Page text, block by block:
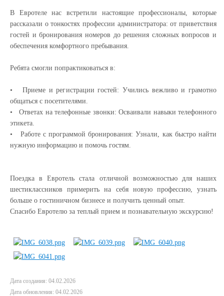
В Евротеле нас встретили настоящие профессионалы, которые
рассказали о тонкостях профессии администратора: от приветствия
гостей и бронирования номеров до решения сложных вопросов и
обеспечения комфортного пребывания.
Ребята смогли попрактиковаться в:
• Приеме и регистрации гостей: Учились вежливо и грамотно
общаться с посетителями.
• Ответах на телефонные звонки: Осваивали навыки телефонного
этикета.
• Работе с программой бронирования: Узнали, как быстро найти
нужную информацию и помочь гостям.
Поездка в Евротель стала отличной возможностью для наших
шестиклассников примерить на себя новую профессию, узнать
больше о гостиничном бизнесе и получить ценный опыт.
Спасибо Евротелю за теплый прием и познавательную экскурсию!
Дата создания: 04.02.2026
Дата обновления: 04.02.2026